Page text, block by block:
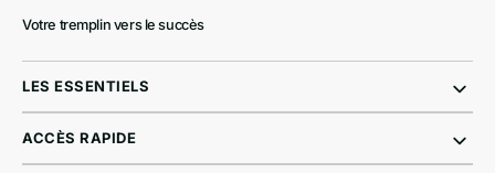
Votre tremplin vers le succès
LES ESSENTIELS
ACCÈS RAPIDE